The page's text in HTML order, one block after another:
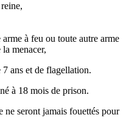
à feu ou toute autre arme
menacer,
ans et de flagellation.
à 18 mois de prison.
seront jamais fouettés pour